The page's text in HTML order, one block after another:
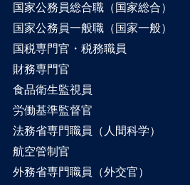
国家公務員総合職（国家総合）
国家公務員一般職（国家一般）
国税専門官・税務職員
財務専門官
食品衛生監視員
労働基準監督官
法務省専門職員（人間科学）
航空管制官
外務省専門職員（外交官）